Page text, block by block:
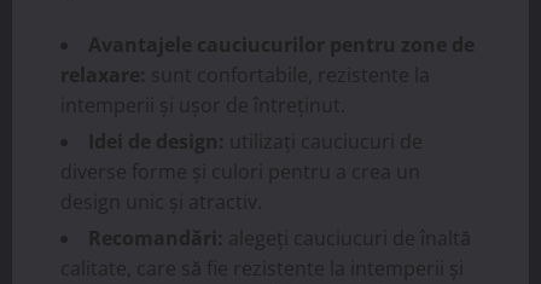
Avantajele cauciucurilor pentru zone de
relaxare: sunt confortabile, rezistente la
intemperii și ușor de întreținut.
Idei de design: utilizați cauciucuri de
diverse forme și culori pentru a crea un
design unic și atractiv.
Recomandări: alegeți cauciucuri de înaltă
calitate, care să fie rezistente la intemperii și